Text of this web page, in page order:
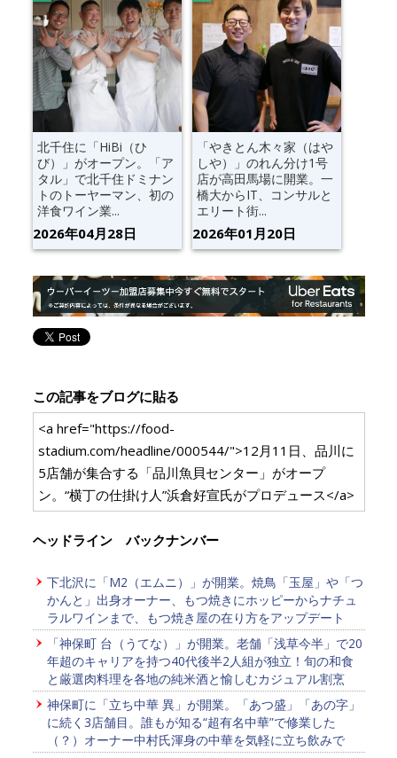
北千住に「HiBi（ひ
び）」がオープン。「ア
タル」で北千住ドミナン
トのトーヤーマン、初の
洋食ワイン業...
2026年04月28日
「やきとん木々家（はや
しや）」のれん分け1号
店が高田馬場に開業。一
橋大からIT、コンサルと
エリート街...
2026年01月20日
この記事をブログに貼る
<a href="https://food-
stadium.com/headline/000544/">12月11日、品川に
5店舗が集合する「品川魚貝センター」がオープ
ン。“横丁の仕掛け人”浜倉好宣氏がプロデュース</a>
ヘッドライン バックナンバー
下北沢に「M2（エムニ）」が開業。焼鳥「玉屋」や「つ
かんと」出身オーナー、もつ焼きにホッピーからナチュ
ラルワインまで、もつ焼き屋の在り方をアップデート
「神保町 台（うてな）」が開業。老舗「浅草今半」で20
年超のキャリアを持つ40代後半2人組が独立！旬の和食
と厳選肉料理を各地の純米酒と愉しむカジュアル割烹
神保町に「立ち中華 異」が開業。「あつ盛」「あの字」
に続く3店舗目。誰もが知る“超有名中華”で修業した
（？）オーナー中村氏渾身の中華を気軽に立ち飲みで